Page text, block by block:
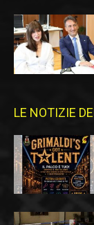
LE NOTIZIE